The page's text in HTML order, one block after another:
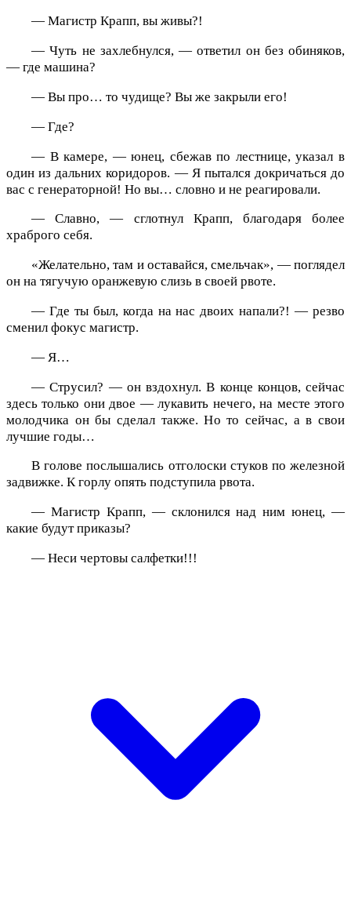
— Магистр Крапп, вы живы?!
— Чуть не захлебнулся, — ответил он без обиняков,
— где машина?
— Вы про… то чудище? Вы же закрыли его!
— Где?
— В камере, — юнец, сбежав по лестнице, указал в
один из дальних коридоров. — Я пытался докричаться до
вас с генераторной! Но вы… словно и не реагировали.
— Славно, — сглотнул Крапп, благодаря более
храброго себя.
«Желательно, там и оставайся, смельчак», — поглядел
он на тягучую оранжевую слизь в своей рвоте.
— Где ты был, когда на нас двоих напали?! — резво
сменил фокус магистр.
— Я…
— Струсил? — он вздохнул. В конце концов, сейчас
здесь только они двое — лукавить нечего, на месте этого
молодчика он бы сделал также. Но то сейчас, а в свои
лучшие годы…
В голове послышались отголоски стуков по железной
задвижке. К горлу опять подступила рвота.
— Магистр Крапп, — склонился над ним юнец, —
какие будут приказы?
— Неси чертовы салфетки!!!